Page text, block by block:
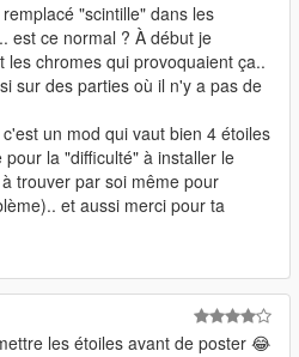
"scintille" dans les
est ce normal ? À début je
les chromes qui provoquaient ça..
sur des parties où il n'y a pas de
un mod qui vaut bien 4 étoiles
pour la "difficulté" à installer le
trouver par soi même pour
et aussi merci pour ta
les étoiles avant de poster 😂